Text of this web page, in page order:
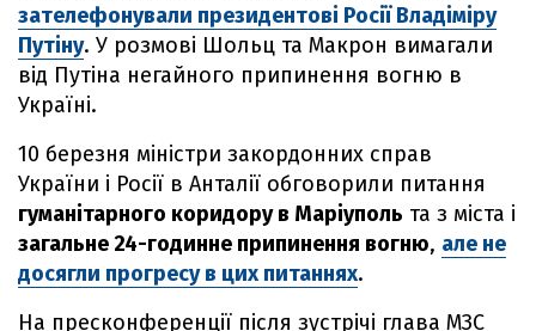
зателефонували президентові Росії Владіміру
Путіну. У розмові Шольц та Макрон вимагали
від Путіна негайного припинення вогню в
Україні.
10 березня міністри закордонних справ
України і Росії в Анталії обговорили питання
гуманітарного коридору в Маріуполь та з міста і
загальне 24-годинне припинення вогню, але не
досягли прогресу в цих питаннях.
На пресконференції після зустрічі глава МЗС